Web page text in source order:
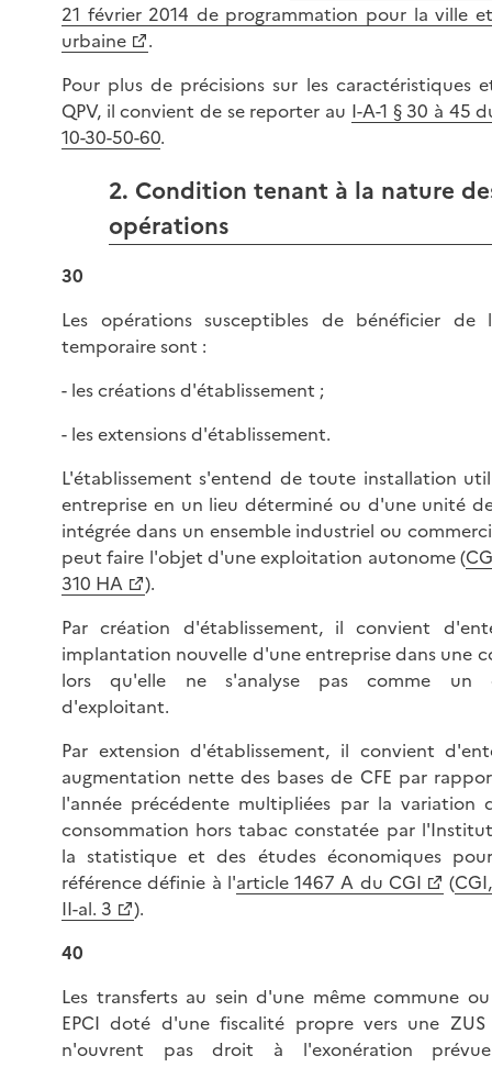
21 février 2014 de programmation pour la ville
urbaine
.
Pour plus de précisions sur les caractéristiques
QPV, il convient de se reporter au I-A-1 § 30 à 45
10-30-50-60.
2. Condition tenant à la nature
opérations
30
Les opérations susceptibles de bénéficier de
temporaire sont :
- les créations d'établissement ;
- les extensions d'établissement.
L'établissement s'entend de toute installation
entreprise en un lieu déterminé ou d'une unité
intégrée dans un ensemble industriel ou
peut faire l'objet d'une exploitation autonome (
310 HA
).
Par création d'établissement, il convient
implantation nouvelle d'une entreprise dans une
lors qu'elle ne s'analyse pas comme un
d'exploitant.
Par extension d'établissement, il convient
augmentation nette des bases de CFE par
l'année précédente multipliées par la variation
consommation hors tabac constatée par
la statistique et des études économiques
référence définie à l'article 1467 A du CGI (
II-al. 3
).
40
Les transferts au sein d'une même commune
EPCI doté d'une fiscalité propre vers une
n'ouvrent pas droit à l'exonération